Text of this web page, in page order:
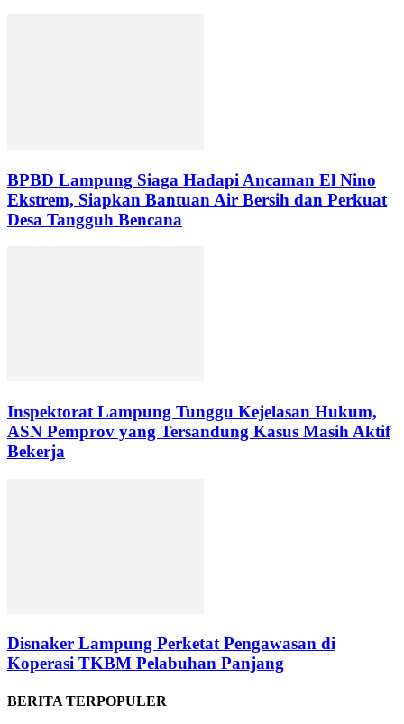
BPBD Lampung Siaga Hadapi Ancaman El Nino
Ekstrem, Siapkan Bantuan Air Bersih dan Perkuat
Desa Tangguh Bencana
Inspektorat Lampung Tunggu Kejelasan Hukum,
ASN Pemprov yang Tersandung Kasus Masih Aktif
Bekerja
Disnaker Lampung Perketat Pengawasan di
Koperasi TKBM Pelabuhan Panjang
BERITA TERPOPULER